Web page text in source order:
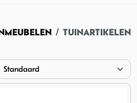
TUINARTIKELEN